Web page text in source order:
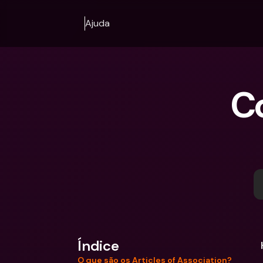
Ajuda
Índice
O que são os Articles of Association?